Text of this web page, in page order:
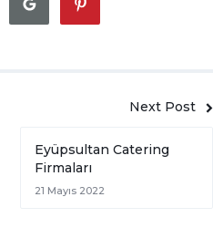
Next Post
Eyüpsultan Catering
Firmaları
21 Mayıs 2022